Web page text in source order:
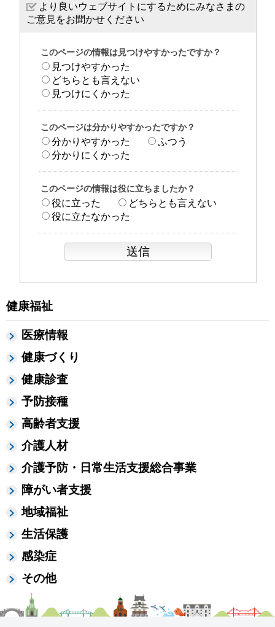
健康福祉
医療情報
健康づくり
健康診査
予防接種
高齢者支援
介護人材
介護予防・日常生活支援総合事業
障がい者支援
地域福祉
生活保護
感染症
その他
より良いウェブサイトにするためにみなさまの
ご意見をお聞かせください
このページの情報は見つけやすかったですか？
見つけやすかった
どちらとも言えない
見つけにくかった
このページは分かりやすかったですか？
分かりやすかった
ふつう
分かりにくかった
このページの情報は役に立ちましたか？
役に立った
どちらとも言えない
役に立たなかった